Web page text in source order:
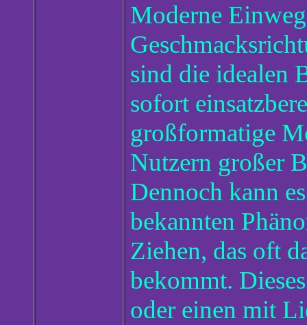
Moderne
sind die idealen
sofort
großformatige
Nutzern großer
Dennoch kann
bekannten
Ziehen, das oft
bekommt.
oder einen mit